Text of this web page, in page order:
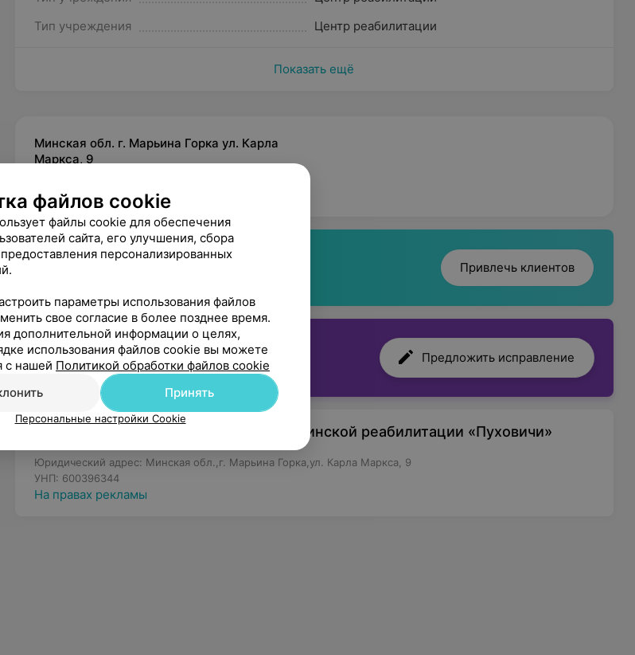
Тип учреждения
Центр реабилитации
Показать ещё
Минская обл. г. Марьина Горка ул. Карла
Маркса, 9
Привлечь клиентов
Нашли ошибку? Предложить исправление
УЗ «Областной детский центр медицинской реабилитации «Пуховичи»
Юридический адрес: Минская обл.,г. Марьина Горка,ул. Карла Маркса, 9
УНП: 600396344
На правах рекламы
файлов cookie
файлы cookie для обеспечения
сайта, его улучшения, сбора
персонализированных
параметры использования файлов
свое согласие в более позднее время.
дополнительной информации о целях,
использования файлов cookie вы можете
с нашей Политикой обработки файлов cookie
Принять
Персональные настройки Cookie